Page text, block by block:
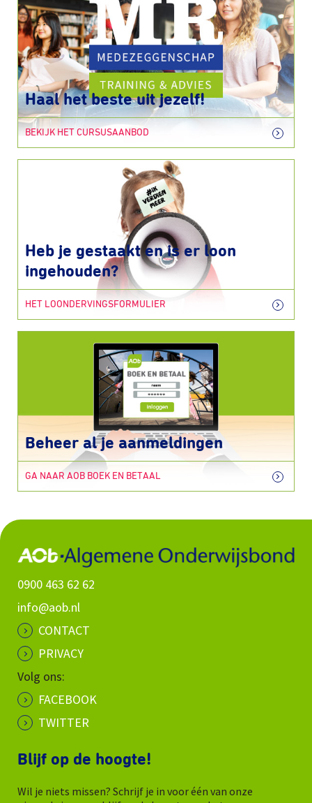
Haal het beste uit jezelf!
BEKIJK HET CURSUSAANBOD
Heb je gestaakt en is er loon
ingehouden?
HET LOONDERVINGSFORMULIER
Beheer al je aanmeldingen
GA NAAR AOB BOEK EN BETAAL
0900 463 62 62
info@aob.nl
CONTACT
PRIVACY
Volg ons:
FACEBOOK
TWITTER
Blijf op de hoogte!
Wil je niets missen? Schrijf je in voor één van onze